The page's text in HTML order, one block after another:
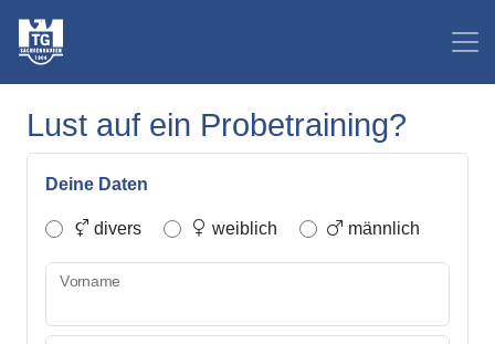
Lust auf ein Probetraining?
Deine Daten
divers weiblich männlich
Vorname